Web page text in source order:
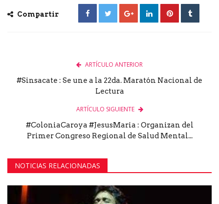
Compartir
ARTÍCULO ANTERIOR
#Sinsacate : Se une a la 22da. Maratón Nacional de
Lectura
ARTÍCULO SIGUIENTE
#ColoniaCaroya #JesusMaria : Organizan del
Primer Congreso Regional de Salud Mental...
NOTICIAS RELACIONADAS